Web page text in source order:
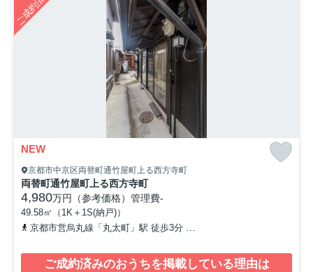
NEW
京都市中京区両替町通竹屋町上る西方寺町
両替町通竹屋町上る西方寺町
4,980万円（参考価格） 管理費-
49.58㎡（1K＋1S(納戸)）
京都市営烏丸線「丸太町」駅 徒歩3分
ご成約済みのおうちを掲載している理由は